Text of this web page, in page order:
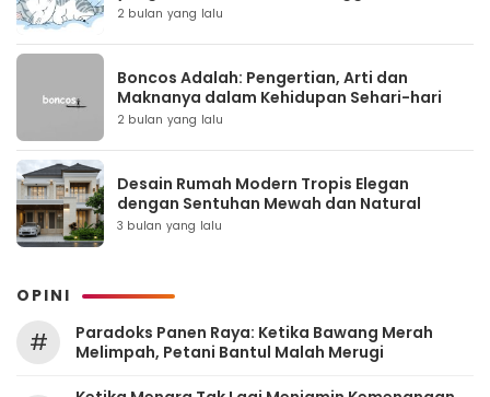
2 bulan yang lalu
Boncos Adalah: Pengertian, Arti dan
Maknanya dalam Kehidupan Sehari-hari
2 bulan yang lalu
Desain Rumah Modern Tropis Elegan
dengan Sentuhan Mewah dan Natural
3 bulan yang lalu
OPINI
#
Paradoks Panen Raya: Ketika Bawang Merah
Melimpah, Petani Bantul Malah Merugi